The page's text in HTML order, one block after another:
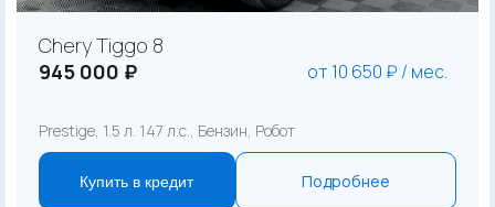
Chery Tiggo 8
945 000 ₽
от 10 650 ₽ / мес.
Prestige, 1.5 л. 147 л.с., Бензин, Робот
Купить в кредит Подробнее